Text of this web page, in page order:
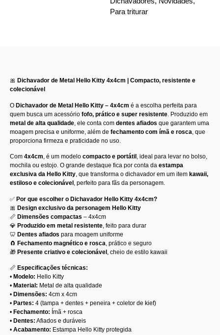
Para triturar
🎀 Dichavador de Metal Hello Kitty 4x4cm | Compacto, resistente e
colecionável
O Dichavador de Metal Hello Kitty – 4x4cm é a escolha perfeita para
quem busca um acessório fofo, prático e super resistente . Produzido em
metal de alta qualidade , ele conta com dentes afiados que garantem uma
moagem precisa e uniforme, além de fechamento com ímã e rosca , que
proporciona firmeza e praticidade no uso.
Com 4x4cm, é um modelo compacto e portátil , ideal para levar no bolso,
mochila ou estojo. O grande destaque fica por conta da estampa
exclusiva da Hello Kitty, que transforma o dichavador em um item kawaii,
estiloso e colecionável , perfeito para fãs da personagem.
✅ Por que escolher o Dichavador Hello Kitty 4x4cm?
🎀 Design exclusivo da personagem Hello Kitty
📏 Dimensões compactas – 4x4cm
💎 Produzido em metal resistente , feito para durar
🦷 Dentes afiados para moagem uniforme
🧲 Fechamento magnético e rosca , prático e seguro
🎁 Presente criativo e colecionável , cheio de estilo kawaii
📏 Especificações técnicas:
• Modelo: Hello Kitty
• Material: Metal de alta qualidade
• Dimensões: 4cm x 4cm
• Partes: 4 (tampa + dentes + peneira + coletor de kief)
• Fechamento: Ímã + rosca
• Dentes: Afiados e duráveis
• Acabamento: Estampa Hello Kitty protegida